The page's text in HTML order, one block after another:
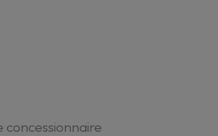
concessionnaire